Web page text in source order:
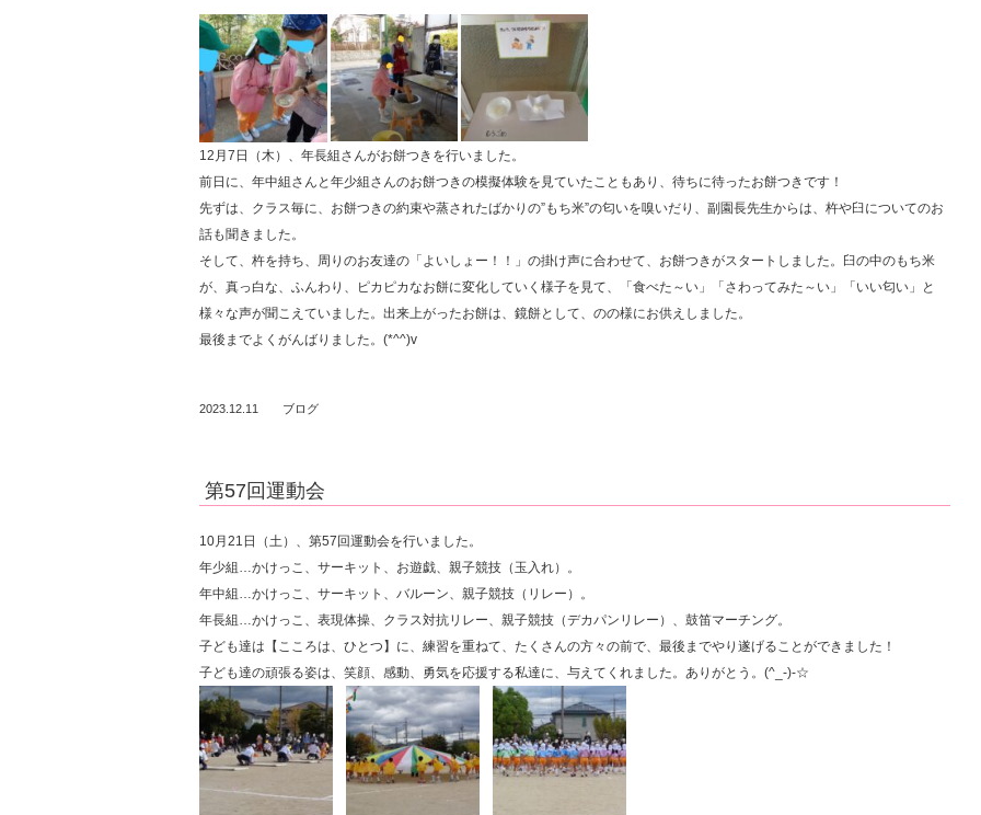
12月7日（木）、年長組さんがお餅つきを行いました。
前日に、年中組さんと年少組さんのお餅つきの模擬体験を見ていたこともあり、待ちに待ったお餅つきです！
先ずは、クラス毎に、お餅つきの約束や蒸されたばかりの”もち米”の匂いを嗅いだり、副園長先生からは、杵や臼についてのお
話も聞きました。
そして、杵を持ち、周りのお友達の「よいしょー！！」の掛け声に合わせて、お餅つきがスタートしました。臼の中のもち米
が、真っ白な、ふんわり、ピカピカなお餅に変化していく様子を見て、「食べた～い」「さわってみた～い」「いい匂い」と
様々な声が聞こえていました。出来上がったお餅は、鏡餅として、のの様にお供えしました。
最後までよくがんばりました。(*^^)v
2023.12.11 ブログ
第57回運動会
10月21日（土）、第57回運動会を行いました。
年少組…かけっこ、サーキット、お遊戯、親子競技（玉入れ）。
年中組…かけっこ、サーキット、バルーン、親子競技（リレー）。
年長組…かけっこ、表現体操、クラス対抗リレー、親子競技（デカパンリレー）、鼓笛マーチング。
子ども達は【こころは、ひとつ】に、練習を重ねて、たくさんの方々の前で、最後までやり遂げることができました！
子ども達の頑張る姿は、笑顔、感動、勇気を応援する私達に、与えてくれました。ありがとう。(^_-)-☆